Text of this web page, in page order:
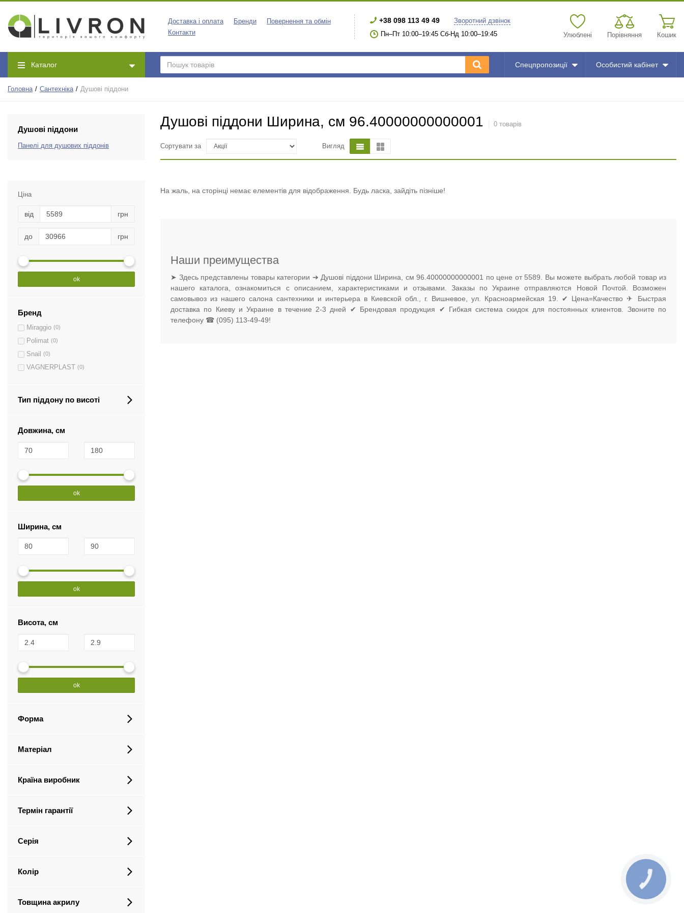
Доставка і оплата Бренди
Повернення та обмін
Контакти
+38 098 113 49 49
Зворотний дзвінок
Пн–Пт 10:00–19:45 Сб-Нд 10:00–19:45
Улюблені Порівняння Кошик
Каталог Спецпропозиції Особистий кабінет
Головна Сантехніка Душові піддони
Душові піддони
Панелі для душових піддонів
Ціна
від грн
до грн
ok
Бренд
Miraggio (0)
Polimat (0)
Snail (0)
VAGNERPLAST (0)
Тип піддону по висоті
Довжина, см
ok
Ширина, см
ok
Висота, см
ok
Форма
Матеріал
Країна виробник
Термін гарантії
Серія
Колір
Товщина акрилу
Душові піддони Ширина, см 96.40000000000001 0 товарів
Сортувати за Вигляд
На жаль, на сторінці немає елементів для відображення. Будь ласка, зайдіть пізніше!
Наши преимущества
➤ Здесь представлены товары категории ➔ Душові піддони Ширина, см 96.40000000000001 по цене от 5589. Вы можете выбрать любой товар из
нашего каталога, ознакомиться с описанием, характеристиками и отзывами. Заказы по Украине отправляются Новой Почтой. Возможен
самовывоз из нашего салона сантехники и интерьера в Киевской обл., г. Вишневое, ул. Красноармейская 19. ✔ Цена=Качество ✈ Быстрая
доставка по Киеву и Украине в течение 2-3 дней ✔ Брендовая продукция ✔ Гибкая система скидок для постоянных клиентов. Звоните по
телефону ☎ (095) 113-49-49!
КНОПКА
ЗВ'ЯЗКУ